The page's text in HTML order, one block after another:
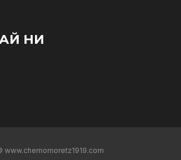
НИ
www.chernomoretz1919.com